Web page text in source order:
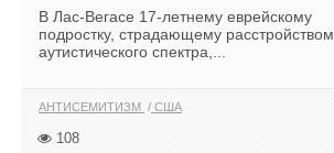
В Лас-Вегасе 17-летнему еврейскому
подростку, страдающему расстройством
аутистического спектра,...
АНТИСЕМИТИЗМ США
108